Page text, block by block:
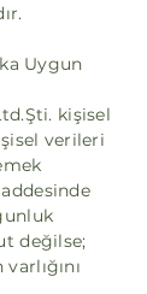
Uygun
kişisel
verileri
değilse;